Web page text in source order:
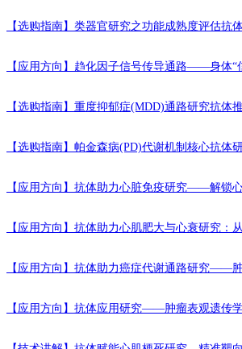
【选购指南】 类器官研究之功能成熟度评估抗
【应用方向】 趋化因子信号传导通路——身体“
【选购指南】 重度抑郁症(MDD)通路研究抗体
【选购指南】 帕金森病(PD)代谢机制核心抗体
【应用方向】 抗体助力心脏免疫研究——解锁
【应用方向】 抗体助力心肌肥大与心衰研究：
【应用方向】 抗体助力癌症代谢通路研究——
【应用方向】 抗体应用研究——肿瘤表观遗传